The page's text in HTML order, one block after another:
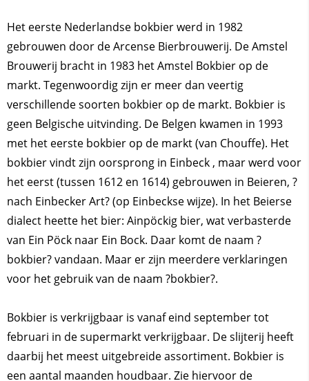
Het eerste Nederlandse bokbier werd in 1982
gebrouwen door de Arcense Bierbrouwerij. De Amstel
Brouwerij bracht in 1983 het Amstel Bokbier op de
markt. Tegenwoordig zijn er meer dan veertig
verschillende soorten bokbier op de markt. Bokbier is
geen Belgische uitvinding. De Belgen kwamen in 1993
met het eerste bokbier op de markt (van Chouffe). Het
bokbier vindt zijn oorsprong in Einbeck , maar werd voor
het eerst (tussen 1612 en 1614) gebrouwen in Beieren, ?
nach Einbecker Art? (op Einbeckse wijze). In het Beierse
dialect heette het bier: Ainpöckig bier, wat verbasterde
van Ein Pöck naar Ein Bock. Daar komt de naam ?
bokbier? vandaan. Maar er zijn meerdere verklaringen
voor het gebruik van de naam ?bokbier?.
Bokbier is verkrijgbaar is vanaf eind september tot
februari in de supermarkt verkrijgbaar. De slijterij heeft
daarbij het meest uitgebreide assortiment. Bokbier is
een aantal maanden houdbaar. Zie hiervoor de